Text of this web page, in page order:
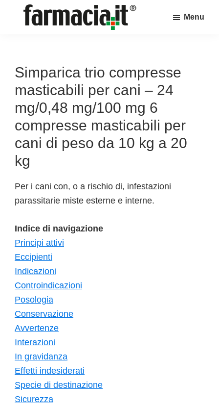
sul
mondo
della
farmacia
online
Menu
Simparica trio compresse
masticabili per cani – 24
mg/0,48 mg/100 mg 6
compresse masticabili per
cani di peso da 10 kg a 20
kg
Per i cani con, o a rischio di, infestazioni
parassitarie miste esterne e interne.
Indice di navigazione
Principi attivi
Eccipienti
Indicazioni
Controindicazioni
Posologia
Conservazione
Avvertenze
Interazioni
In gravidanza
Effetti indesiderati
Specie di destinazione
Sicurezza